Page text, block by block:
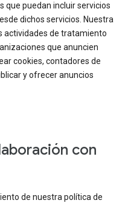
que puedan incluir servicios
dichos servicios. Nuestra
actividades de tratamiento
que anuncien
cookies, contadores de
y ofrecer anuncios
con
de nuestra política de